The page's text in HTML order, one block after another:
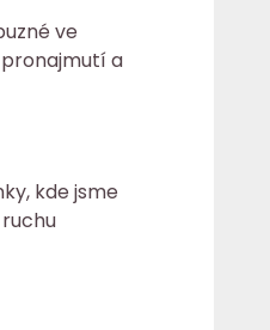
ve
a
kde jsme